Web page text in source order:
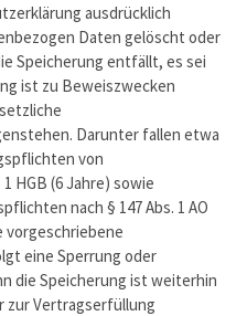
ausdrücklich
Daten gelöscht oder
Speicherung entfällt, es sei
ist zu Beweiszwecken
Darunter fallen etwa
von
HGB (6 Jahre) sowie
nach § 147 Abs. 1 AO
vorgeschriebene
eine Sperrung oder
die Speicherung ist weiterhin
zur Vertragserfüllung